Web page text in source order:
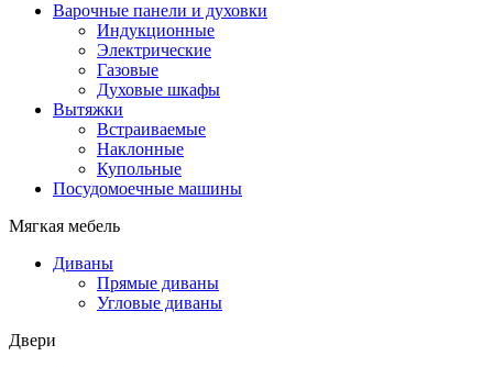
Варочные панели и духовки
Индукционные
Электрические
Газовые
Духовые шкафы
Вытяжки
Встраиваемые
Наклонные
Купольные
Посудомоечные машины
Мягкая мебель
Диваны
Прямые диваны
Угловые диваны
Двери